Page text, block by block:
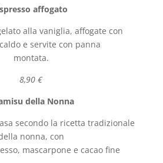
affogato
alla vaniglia, affogate con
e servite con panna
montata.
8,90 €
della Nonna
secondo la ricetta tradizionale
nonna, con
mascarpone e cacao fine